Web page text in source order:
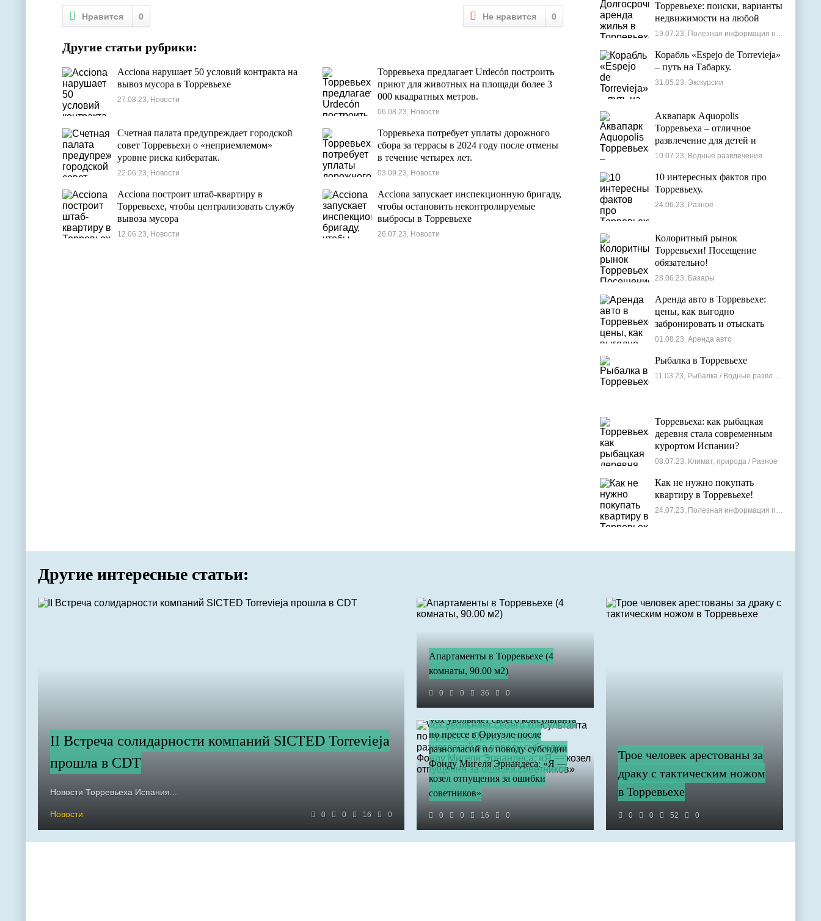
Нравится 0 Не нравится 0
Другие статьи рубрики:
Acciona нарушает 50 условий контракта на
вывоз мусора в Торревьехе
27.08.23, Новости
Торревьеха предлагает Urdecón построить
приют для животных на площади более 3
000 квадратных метров.
06.08.23, Новости
Счетная палата предупреждает городской
совет Торревьехи о «неприемлемом»
уровне риска кибератак.
22.06.23, Новости
Торревьеха потребует уплаты дорожного
сбора за террасы в 2024 году после отмены
в течение четырех лет.
03.09.23, Новости
Acciona построит штаб-квартиру в
Торревьехе, чтобы централизовать службу
вывоза мусора
12.06.23, Новости
Acciona запускает инспекционную бригаду,
чтобы остановить неконтролируемые
выбросы в Торревьехе
26.07.23, Новости
Торревьехе: поиски, варианты
недвижимости на любой
бюджет
19.07.23, Полезная информация по недвижимости
Корабль «Espejo de Torrevieja»
– путь на Табарку.
31.05.23, Экскурсии
Аквапарк Aquopolis
Торревьеха – отличное
развлечение для детей и
взрослых
10.07.23, Водные развлечения
10 интересных фактов про
Торревьеху.
24.06.23, Разное
Колоритный рынок
Торревьехи! Посещение
обязательно!
28.06.23, Базары
Аренда авто в Торревьехе:
цены, как выгодно
забронировать и отыскать
лучшие варианты
01.08.23, Аренда авто
Рыбалка в Торревьехе
11.03.23, Рыбалка / Водные развлечения
Торревьеха: как рыбацкая
деревня стала современным
курортом Испании?
08.07.23, Климат, природа / Разное
Как не нужно покупать
квартиру в Торревьехе!
24.07.23, Полезная информация по недвижимости
Другие интересные статьи:
II Встреча солидарности компаний SICTED Torrevieja
прошла в CDT
Новости Торревьеха Испания...
Новости 0 0 16 0
Апартаменты в Торревьехе (4
комнаты, 90.00 м2)
0 0 36 0
Трое человек арестованы за
драку с тактическим ножом
в Торревьехе
0 0 52 0
Vox увольняет своего консультанта
по прессе в Ориуэле после
разногласий по поводу субсидии
Фонду Мигеля Эрнандеса: «Я —
козел отпущения за ошибки
советников»
0 0 16 0